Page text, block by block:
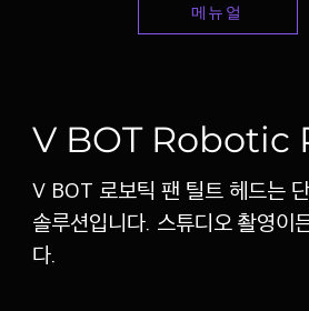
메뉴얼
V BOT Robotic
V BOT 로보틱 팬 틸트 헤드는
솔루션입니다. 스튜디오 촬영이
다.